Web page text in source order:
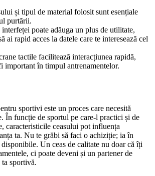
și tipul de material folosit sunt esențiale
purtării.
interfeței poate adăuga un plus de utilitate,
ai rapid acces la datele care te interesează cel
tactile facilitează interacțiunea rapidă,
important în timpul antrenamentelor.
sportivi este un proces care necesită
În funcție de sportul pe care-l practici și de
caracteristicile ceasului pot influența
ta. Nu te grăbi să faci o achiziție; ia în
Un ceas de calitate nu doar că îți
ci poate deveni și un partener de
sportivă.